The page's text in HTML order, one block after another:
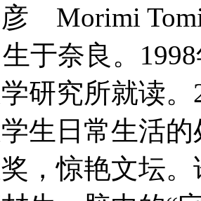
Morimi
于奈良。
研究所就读
生日常生活
，惊艳文坛